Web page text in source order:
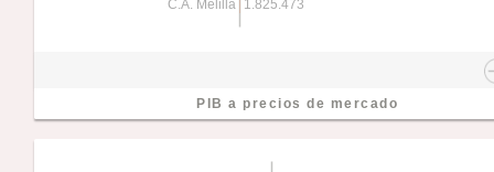
C.A. Melilla 1.825.473
PIB a precios de mercado